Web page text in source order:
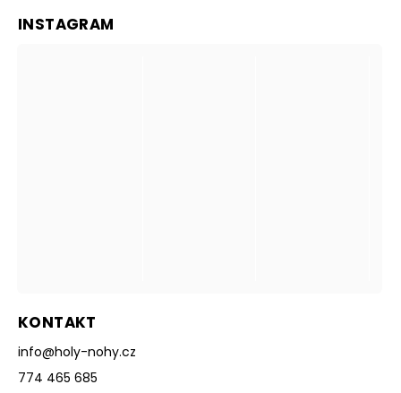
KONTAKT
info@holy-nohy.cz
774 465 685
INSTAGRAM